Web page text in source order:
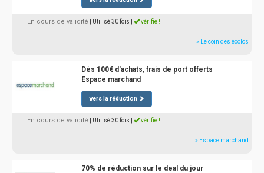
En cours de validité | Utilisé 30 fois vérifié !
» Le coin des écolos
Dès 100€ d'achats, frais de port offerts
Espace marchand
vers la réduction
En cours de validité | Utilisé 30 fois vérifié !
» Espace marchand
70% de réduction sur le deal du jour